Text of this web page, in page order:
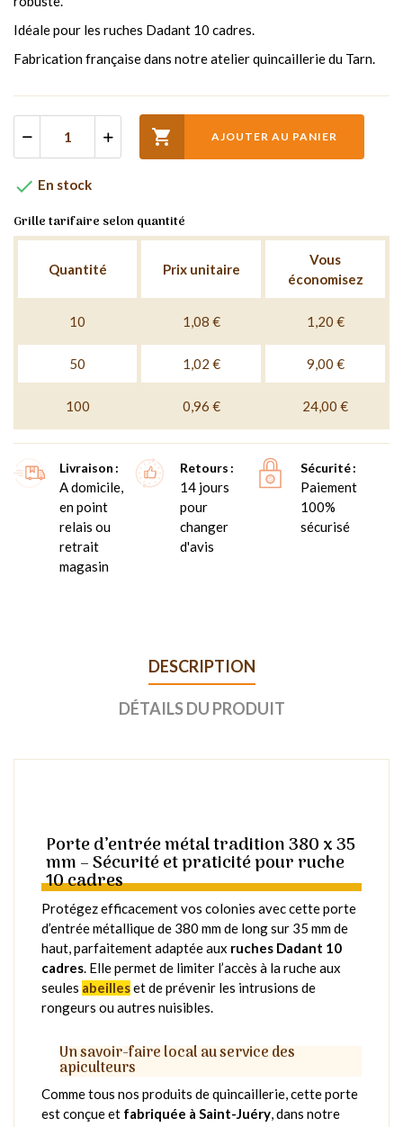
Idéale pour les ruches Dadant 10 cadres.
Fabrication française dans notre atelier quincaillerie du Tarn.
 AJOUTER AU PANIER
 En stock
Grille tarifaire selon quantité
Quantité Prix unitaire
Vous
économisez
10 1,08 € 1,20 €
50 1,02 € 9,00 €
100 0,96 € 24,00 €
Livraison
A domicile,
en point
relais ou
retrait
magasin
Retours
14 jours
pour
changer
d'avis
Sécurité
Paiement
100%
sécurisé
DESCRIPTION
DÉTAILS DU PRODUIT
Porte d’entrée métal tradition 380 x 35
mm – Sécurité et praticité pour ruche
10 cadres
Protégez efficacement vos colonies avec cette porte
d’entrée métallique de 380 mm de long sur 35 mm de
haut, parfaitement adaptée aux ruches Dadant 10
cadres. Elle permet de limiter l’accès à la ruche aux
seules abeilleset de prévenir les intrusions de
rongeurs ou autres nuisibles.
Un savoir-faire local au service des
apiculteurs
Comme tous nos produits de quincaillerie, cette porte
est conçue et fabriquée à Saint-Juéry, dans notre